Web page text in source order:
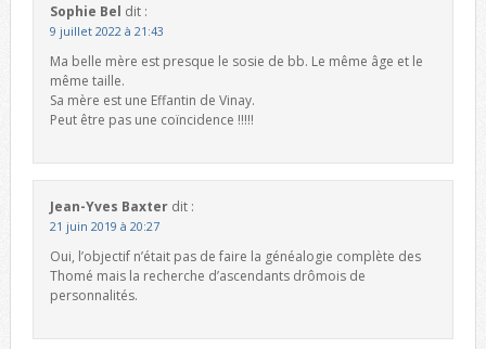
Sophie Bel dit :
9 juillet 2022 à 21:43
Ma belle mère est presque le sosie de bb. Le même âge et le
même taille.
Sa mère est une Effantin de Vinay.
Peut être pas une coïncidence !!!!!
Jean-Yves Baxter dit :
21 juin 2019 à 20:27
Oui, l’objectif n’était pas de faire la généalogie complète des
Thomé mais la recherche d’ascendants drômois de
personnalités.